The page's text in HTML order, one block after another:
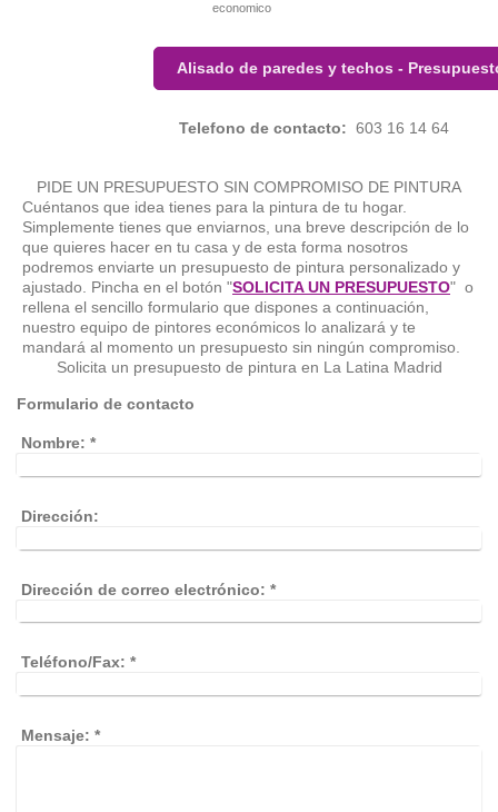
economico
Alisado de paredes y techos -
Telefono de contacto: 603 16 14 64
PIDE UN PRESUPUESTO SIN COMPROMISO DE PINTURA
Cuéntanos que idea tienes para la pintura de tu hogar.
Simplemente tienes que enviarnos, una breve descripción de lo
que quieres hacer en tu casa y de esta forma nosotros
podremos enviarte un presupuesto de pintura personalizado y
ajustado. Pincha en el botón "SOLICITA UN PRESUPUESTO" o
rellena el sencillo formulario que dispones a continuación,
nuestro equipo de pintores económicos lo analizará y te
mandará al momento un presupuesto sin ningún compromiso.
Solicita un presupuesto de pintura en La Latina Madrid
Formulario de contacto
Nombre: *
Dirección:
Dirección de correo electrónico: *
Teléfono/Fax: *
Mensaje: *